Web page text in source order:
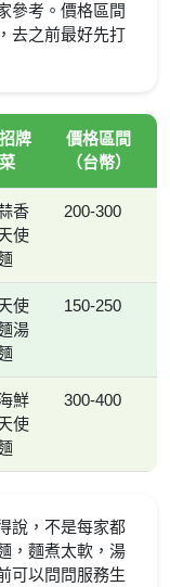
參考。價格區間
去之前最好先打
招牌
菜
價格區間
（台幣）
香
使
200-300
使
湯
150-250
鮮
使
300-400
說，不是每家都
，麵煮太軟，湯
可以問問服務生